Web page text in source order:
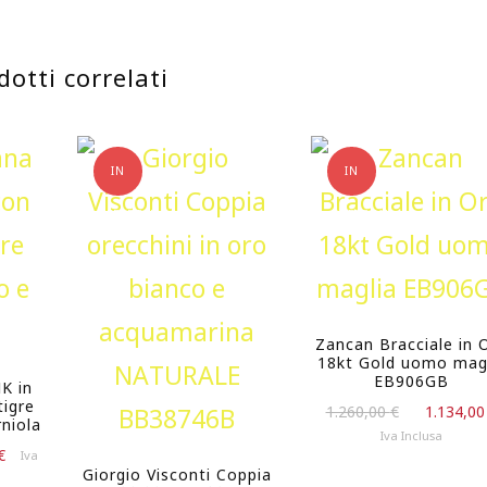
in
oro
18kt
quantità
correlati
in
IlIva
IN
OFFERTA!
Giorgio Visconti Coppia
IN
OFFERTA!
Zancan Bracciale in
18kt Gold uomo
EB906GB
1.260,00€
prezzo
1.134,00
Iva Inclusa